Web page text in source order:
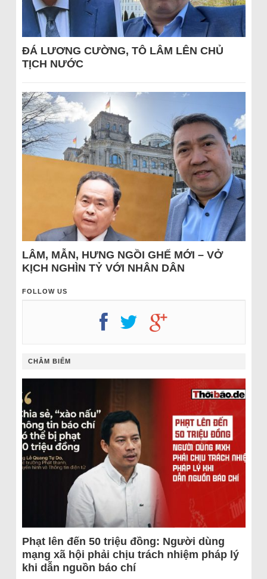
ĐÁ LƯƠNG CƯỜNG, TÔ LÂM LÊN CHỦ
TỊCH NƯỚC
LÂM, MẪN, HƯNG NGỒI GHẾ MỚI – VỞ
KỊCH NGHÌN TỶ VỚI NHÂN DÂN
FOLLOW US
CHÂM BIẾM
Phạt lên đến 50 triệu đồng: Người dùng
mạng xã hội phải chịu trách nhiệm pháp lý
khi dẫn nguồn báo chí